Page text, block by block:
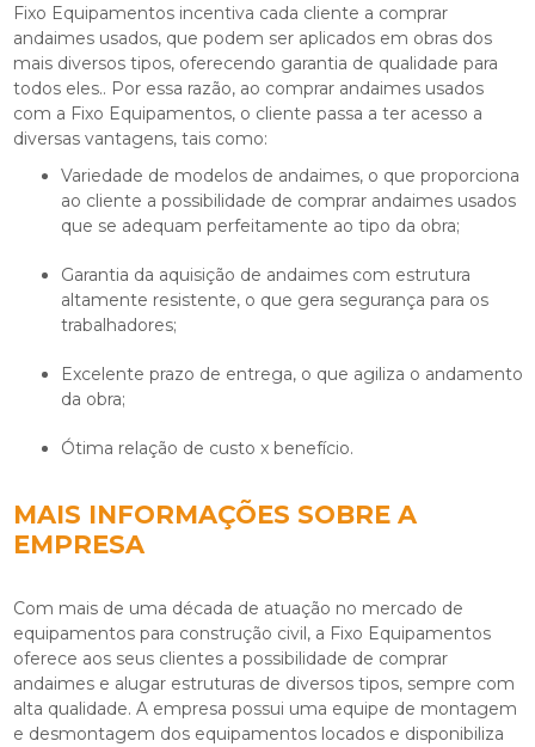
Fixo Equipamentos incentiva cada cliente a comprar
andaimes usados, que podem ser aplicados em obras dos
mais diversos tipos, oferecendo garantia de qualidade para
todos eles.. Por essa razão, ao comprar andaimes usados
com a Fixo Equipamentos, o cliente passa a ter acesso a
diversas vantagens, tais como:
Variedade de modelos de andaimes, o que proporciona
ao cliente a possibilidade de comprar andaimes usados
que se adequam perfeitamente ao tipo da obra;
Garantia da aquisição de andaimes com estrutura
altamente resistente, o que gera segurança para os
trabalhadores;
Excelente prazo de entrega, o que agiliza o andamento
da obra;
Ótima relação de custo x benefício.
MAIS INFORMAÇÕES SOBRE A
EMPRESA
Com mais de uma década de atuação no mercado de
equipamentos para construção civil, a Fixo Equipamentos
oferece aos seus clientes a possibilidade de comprar
andaimes e alugar estruturas de diversos tipos, sempre com
alta qualidade. A empresa possui uma equipe de montagem
e desmontagem dos equipamentos locados e disponibiliza